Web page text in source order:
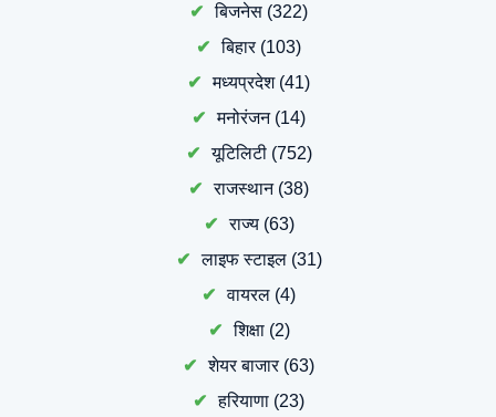
बिजनेस (322)
बिहार(103)
मध्यप्रदेश(41)
मनोरंजन(14)
यूटिलिटी(752)
राजस्थान(38)
राज्य(63)
लाइफ स्टाइल(31)
वायरल (4)
शिक्षा(2)
शेयर बाजार(63)
हरियाणा (23)